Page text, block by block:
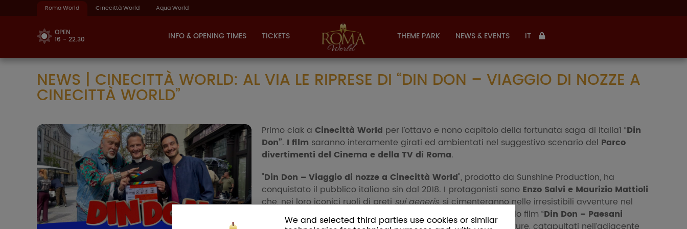
We and selected third parties use cookies or similar
Roma World Cinecittà World Aqua World
OPEN
16 - 22.30 INFO & OPENING TIMES TICKETS THEME PARK NEWS & EVENTS IT
NEWS | CINECITTÀ WORLD: AL VIA LE RIPRESE DI “DIN DON – VIAGGIO DI NOZZE A
CINECITTÀ WORLD”
Primo ciak a Cinecittà World per l’ottavo e nono capitolo della fortunata saga di Italia1 “Din
Don”. I film saranno interamente girati ed ambientati nel suggestivo scenario del Parco
divertimenti del Cinema e della TV di Roma.
"Din Don – Viaggio di nozze a Cinecittà World", prodotto da Sunshine Production, ha
conquistato il pubblico italiano sin dal 2018. I protagonisti sono Enzo Salvi e Maurizio Mattioli
che, nei loro iconici ruoli di pretisui generis, si cimenteranno nelle irresistibili avventure nel
parco divertimenti del Cinema più famoso d'Italia. Nel secondo film “Din Don – Paesani